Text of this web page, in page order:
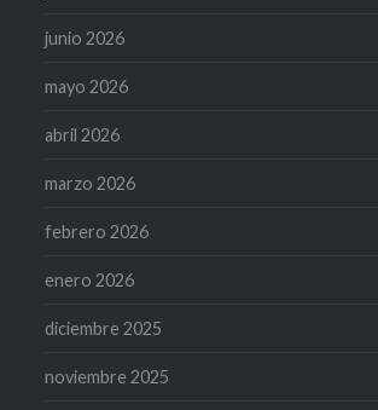
junio 2026
mayo 2026
abril 2026
marzo 2026
febrero 2026
enero 2026
diciembre 2025
noviembre 2025